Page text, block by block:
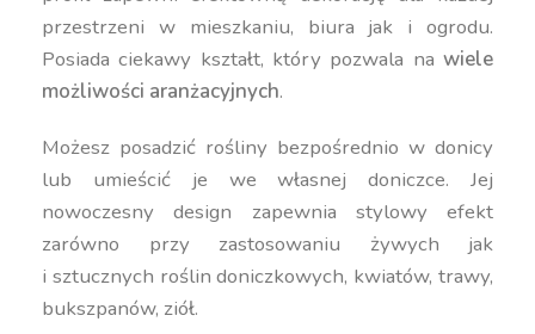
przestrzeni w mieszkaniu, biura jak i ogrodu.
Posiada ciekawy kształt, który pozwala na wiele
możliwości aranżacyjnych.
Możesz posadzić rośliny bezpośrednio w donicy
lub umieścić je we własnej doniczce. Jej
nowoczesny design zapewnia stylowy efekt
zarówno przy zastosowaniu żywych jak
i sztucznych roślin doniczkowych, kwiatów, trawy,
bukszpanów, ziół.